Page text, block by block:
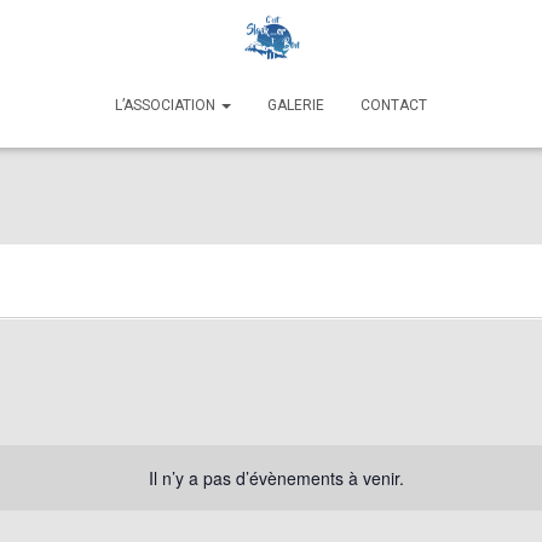
L’ASSOCIATION GALERIE CONTACT
Il n’y a pas d’évènements à venir.